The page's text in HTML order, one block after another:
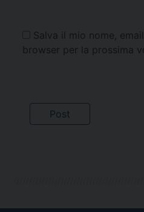
Salva il mio nome,
browser per la prossima